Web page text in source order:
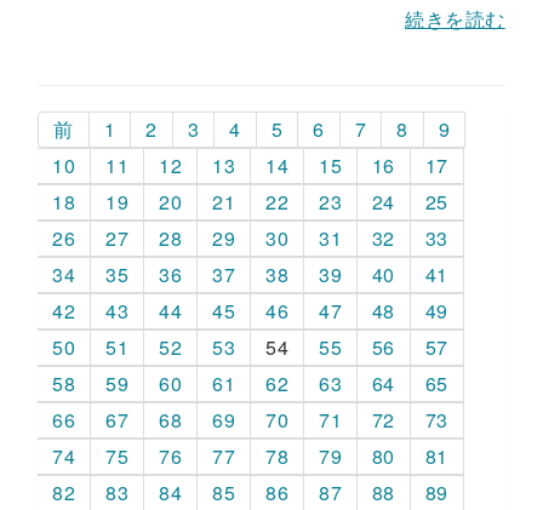
続きを読む
前 1 2 3 4 5 6 7 8
9
10
11 12 13 14 15 16
17
18
19 20 21 22 23 24
25
26
27 28 29 30 31 32
33
34
35 36 37 38 39 40
41
42
43 44 45 46 47 48
49
50
51 52 53 54 55 56
57
58
59 60 61 62 63 64
65
66
67 68 69 70 71 72
73
74
75 76 77 78 79 80
81
82
83 84 85 86 87 88
89